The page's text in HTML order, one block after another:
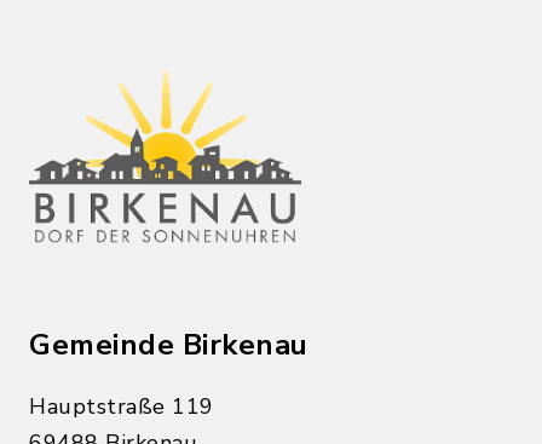
Gemeinde Birkenau
Hauptstraße 119